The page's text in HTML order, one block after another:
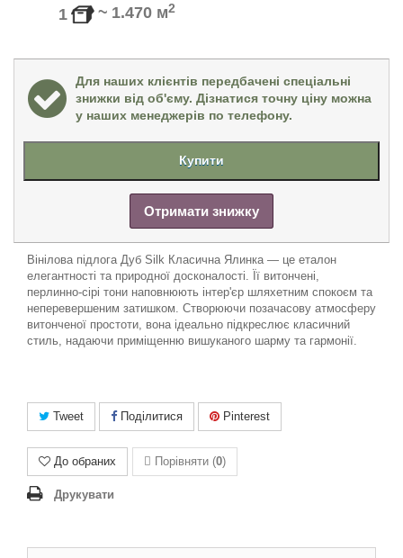
1 ~ 1.470 м2
Для наших клієнтів передбачені спеціальні
знижки від об'єму. Дізнатися точну ціну можна
у наших менеджерів по телефону.
Купити
Отримати знижку
Вінілова підлога Дуб Silk Класична Ялинка — це еталон
елегантності та природної досконалості. Її витончені,
перлинно-сірі тони наповнюють інтер'єр шляхетним спокоєм та
неперевершеним затишком. Створюючи позачасову атмосферу
витонченої простоти, вона ідеально підкреслює класичний
стиль, надаючи приміщенню вишуканого шарму та гармонії.
Tweet Поділитися Pinterest
До обраних Порівняти (0)
Друкувати